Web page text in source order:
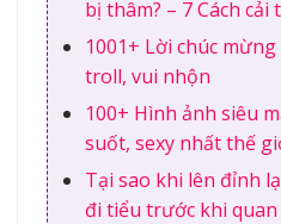
bị thâm? – 7 Cách cải
1001+ Lời chúc
troll, vui nhộn
100+ Hình ảnh siêu
suốt, sexy nhất thế
Tại sao khi lên đỉnh
đi tiểu trước khi quan